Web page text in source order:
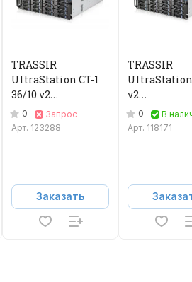
TRASSIR
UltraStation CT-1
36/10 v2
Видеорегистратор
IP
0
Запрос
Арт. 123288
Заказать
TRASSIR
v2
IP
0
В
Арт. 118171